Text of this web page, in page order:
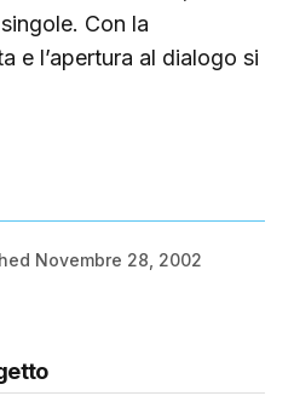
Con la
e l’apertura al dialogo si
Novembre 28, 2002